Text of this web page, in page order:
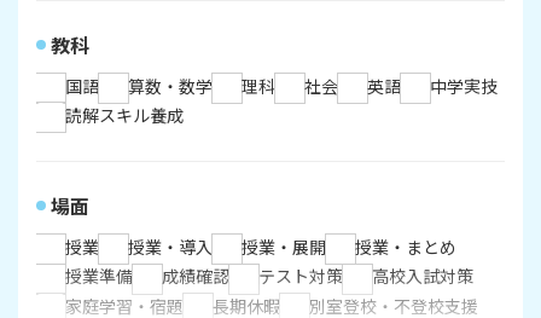
教科
国語 算数・数学 理科 社会 英語
中学実技
読解スキル養成
場面
授業 授業・導入 授業・展開
授業・まとめ
授業準備
成績確認 テスト対策
高校入試対策
家庭学習・宿題
長期休暇
別室登校・不登校支援